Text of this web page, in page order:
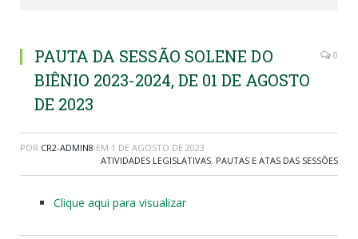
PAUTA DA SESSÃO SOLENE DO
BIÊNIO 2023-2024, DE 01 DE AGOSTO
DE 2023
0
POR CR2-ADMIN8 EM 1 DE AGOSTO DE 2023
ATIVIDADES LEGISLATIVAS, PAUTAS E ATAS DAS SESSÕES
Clique aqui para visualizar